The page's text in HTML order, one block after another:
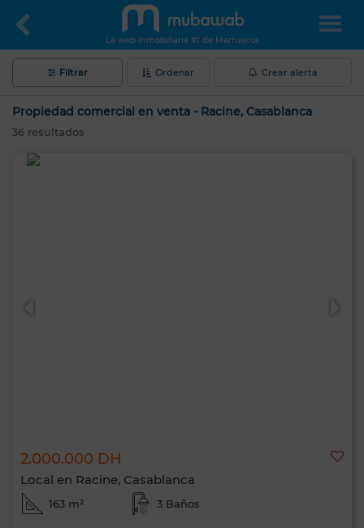
La web inmobiliaria #1 de Marruecos
Filtrar Ordenar Crear alerta
Propiedad comercial en venta - Racine, Casablanca
36 resultados
2.000.000 DH
Local en Racine, Casablanca
163 m² 3 Baños